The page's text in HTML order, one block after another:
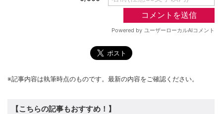
※記事内容は執筆時点のものです。最新の内容をご確認ください。
【こちらの記事もおすすめ！】